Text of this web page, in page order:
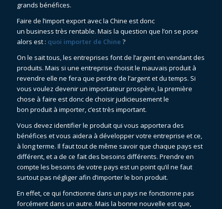
grands bénéfices.
Faire de l’import export avec la Chine est donc
un business très rentable. Mais la question que l’on se pose
alors est : quoi importer de Chine ?
On le sait tous, les entreprises font de l’argent en vendant des
produits. Mais si une entreprise choisit le mauvais produit à
revendre elle ne fera que perdre de l’argent et du temps. Si
vous voulez devenir un importateur prospère, la première
chose à faire est donc de choisir judicieusement le
bon produit à importer, c’est très important.
Vous devez identifier le produit qui vous apportera des
bénéfices et vous aidera à développer votre entreprise et ce,
à long terme. Il faut tout de même savoir que chaque pays est
différent, et a de ce fait des besoins différents. Prendre en
compte les besoins de votre pays est un point qu’il ne faut
surtout pas négliger afin d’importer le bon produit.
En effet, ce qui fonctionne dans un pays ne fonctionne pas
forcément dans un autre. Mais la bonne nouvelle est que,